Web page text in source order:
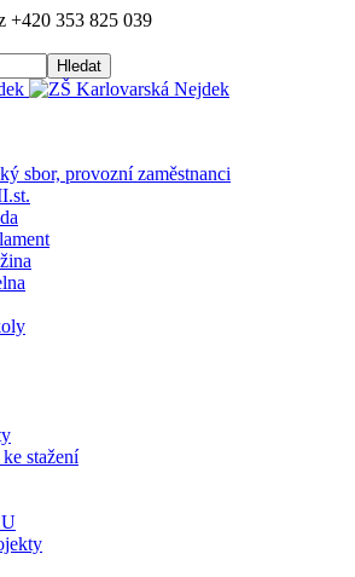
+420 353 825 039
Hledat
sbor, provozní zaměstnanci
stažení